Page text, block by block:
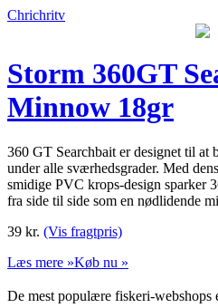
Chrichritv
Storm 360GT
Minnow 18gr
360 GT Searchbait er designet til at
under alle sværhedsgrader. Med
smidige PVC krops-design sparker
fra side til side som en nødlidende
39 kr. (Vis fragtpris)
Læs mere »Køb nu »
De mest populære fiskeri-webshops